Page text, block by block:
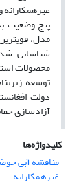
پنج وضعیت
مدل،
شناسایی
محصولات
توسعه
دولت
آزادسازی
کلیدواژه‌ها
مناقشه آبی
غیرهمکارانه